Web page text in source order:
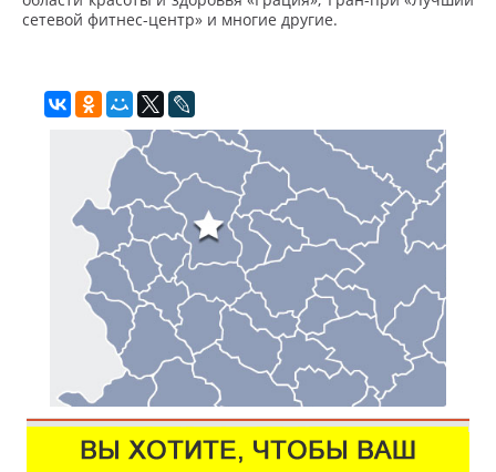
сетевой фитнес-центр» и многие другие.